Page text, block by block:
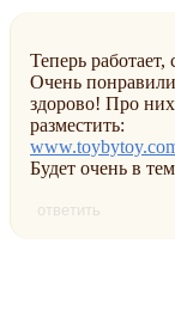
Теперь работает,
Очень
здорово! Про
разместить:
Будет очень в
ответить